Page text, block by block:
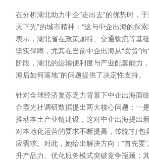
在分析湖北助力中企“走出去”的优势时，
天下先”的城市精神：“这与中企出海的探
表示，湖北省在政策加持、交通物流等基
坚实保障，尤其在当前中企出海从“卖货”
阶段，湖北的运输便利度与产业配套能力
海后如何落地”的问题提供了决定性支持。
针对全球经济复苏乏力背景下中企出海面
合霞光社调研数据提出两大核心问题：一
推动本土产业链建设，这对中企出海提出
对本地化运营的要求不断提高，传统“打包
应需求。对此，她给出解决方向：“首先要
升产品力、优化服务模式突破竞争瓶颈；